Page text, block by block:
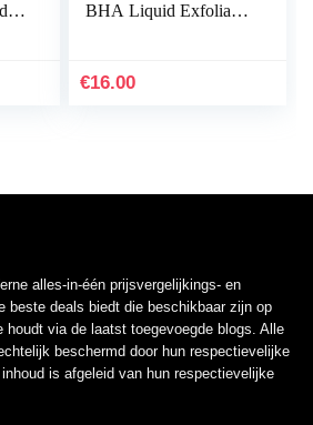
BHA Liquid Exfoliant
Puistjes, Grove…
€16.00
alles-in-één prijsvergelijkings- en
beste deals biedt die beschikbaar zijn op
houdt via de laatst toegevoegde blogs. Alle
beschermd door hun respectievelijke
is afgeleid van hun respectievelijke